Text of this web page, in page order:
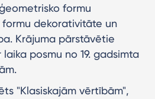
formu
dekorativitāte un
Krājuma pārstāvētie
posmu no 19. gadsimta
"Klasiskajām vērtībām",